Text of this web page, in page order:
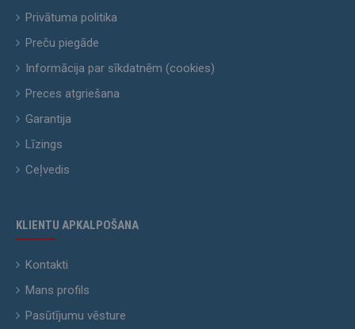
Privātuma politika
Preču piegāde
Informācija par sīkdatnēm (cookies)
Preces atgriešana
Garantija
Līzings
Ceļvedis
KLIENTU APKALPOŠANA
Kontakti
Mans profils
Pasūtījumu vēsture